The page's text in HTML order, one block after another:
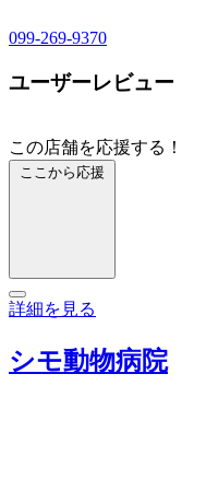
099-269-9370
ユーザーレビュー
この店舗を応援する！
ここから応援
詳細を見る
シモ動物病院